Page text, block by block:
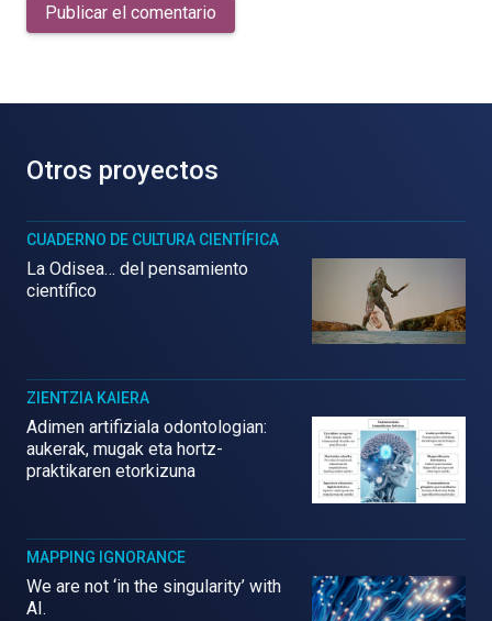
Publicar el comentario
Otros proyectos
CUADERNO DE CULTURA CIENTÍFICA
La Odisea… del pensamiento
científico
ZIENTZIA KAIERA
Adimen artifiziala odontologian:
aukerak, mugak eta hortz-
praktikaren etorkizuna
MAPPING IGNORANCE
We are not ‘in the singularity’ with
AI.